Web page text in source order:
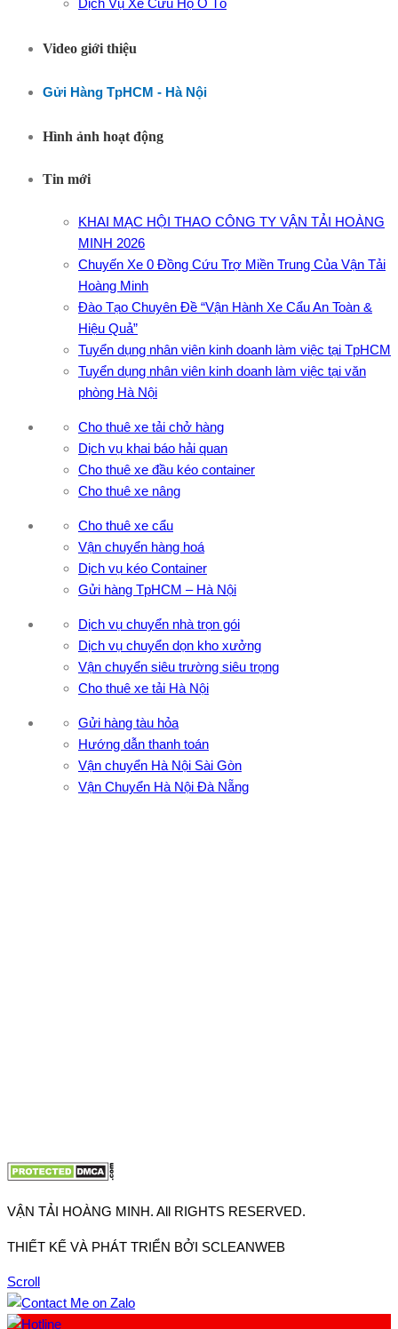
Dịch Vụ Xe Cứu Hộ Ô Tô
Video giới thiệu
Gửi Hàng TpHCM - Hà Nội
Hình ảnh hoạt động
Tin mới
KHAI MẠC HỘI THAO CÔNG TY VẬN TẢI HOÀNG
MINH 2026
Chuyến Xe 0 Đồng Cứu Trợ Miền Trung Của Vận Tải
Hoàng Minh
Đào Tạo Chuyên Đề “Vận Hành Xe Cẩu An Toàn &
Hiệu Quả”
Tuyển dụng nhân viên kinh doanh làm việc tại TpHCM
Tuyển dụng nhân viên kinh doanh làm việc tại văn
phòng Hà Nội
Cho thuê xe tải chở hàng
Dịch vụ khai báo hải quan
Cho thuê xe đầu kéo container
Cho thuê xe nâng
Cho thuê xe cẩu
Vận chuyển hàng hoá
Dịch vụ kéo Container
Gửi hàng TpHCM – Hà Nội
Dịch vụ chuyển nhà trọn gói
Dịch vụ chuyển dọn kho xưởng
Vận chuyển siêu trường siêu trọng
Cho thuê xe tải Hà Nội
Gửi hàng tàu hỏa
Hướng dẫn thanh toán
Vận chuyển Hà Nội Sài Gòn
Vận Chuyển Hà Nội Đà Nẵng
VẬN TẢI HOÀNG MINH. All RIGHTS RESERVED.
THIẾT KẾ VÀ PHÁT TRIỂN BỞI SCLEANWEB
Scroll